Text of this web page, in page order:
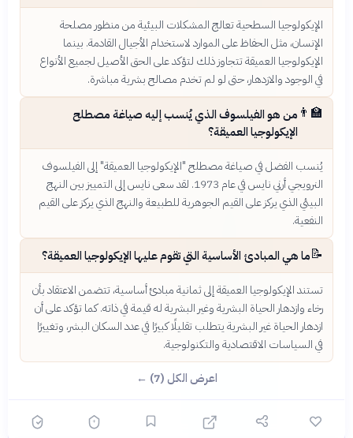
الإيكولوجيا السطحية تعالج المشكلات البيئية من منظور مصلحة
الإنسان، مثل الحفاظ على الموارد لاستخدام الأجيال القادمة. بينما
الإيكولوجيا العميقة تتجاوز ذلك لتؤكد على الحق الأصيل لجميع الأنواع
في الوجود والازدهار، حتى لو لم تخدم مصالح بشرية مباشرة.
👨‍🏫 من هو الفيلسوف الذي يُنسب إليه صياغة مصطلح
الإيكولوجيا العميقة؟
يُنسب الفضل في صياغة مصطلح "الإيكولوجيا العميقة" إلى الفيلسوف
النرويجي أرني نايس في عام 1973. لقد سعى نايس إلى التمييز بين النهج
البيئي الذي يركز على القيم الجوهرية للطبيعة والنهج الذي يركز على القيم
النفعية.
📝ما هي المبادئ الأساسية التي تقوم عليها الإيكولوجيا العميقة؟
تستند الإيكولوجيا العميقة إلى ثمانية مبادئ أساسية، تتضمن الاعتقاد بأن
رخاء وازدهار الحياة البشرية وغير البشرية له قيمة في ذاته. كما تؤكد على أن
ازدهار الحياة غير البشرية يتطلب تقليلًا كبيرًا في عدد السكان البشر، وتغييرًا
في السياسات الاقتصادية والتكنولوجية.
اعرض الكل (7) ←